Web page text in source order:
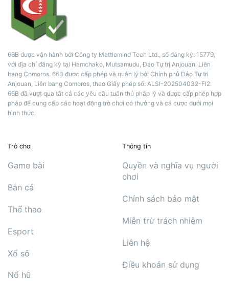
66B được vận hành bởi Công ty Mettlemind Tech Ltd., số đăng ký: 15779,
với địa chỉ đăng ký tại Hamchako, Mutsamudu, Đảo Tự trị Anjouan, Liên
bang Comoros. 66B được cấp phép và quản lý bởi Chính phủ Đảo Tự trị
Anjouan, Liên bang Comoros, theo Giấy phép số: ALSI-202504032-FI2.
66B đã vượt qua tất cả các yêu cầu tuân thủ pháp lý và được cấp phép hợp
pháp để cung cấp các hoạt động trò chơi có thưởng và cá cược dưới mọi
hình thức.
Trò chơi
Game bài
Bắn cá
Thể thao
Esport
Xổ số
Nổ hũ
Thông tin
Quyền và nghĩa vụ người
chơi
Chính sách bảo mật
Miễn trừ trách nhiệm
Liên hệ
Điều khoản sử dụng